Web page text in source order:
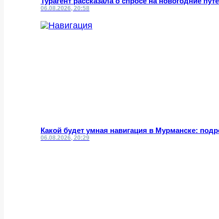
06.08.2026, 20:58
Какой будет умная навигация в Мурманске:
06.08.2026, 20:29